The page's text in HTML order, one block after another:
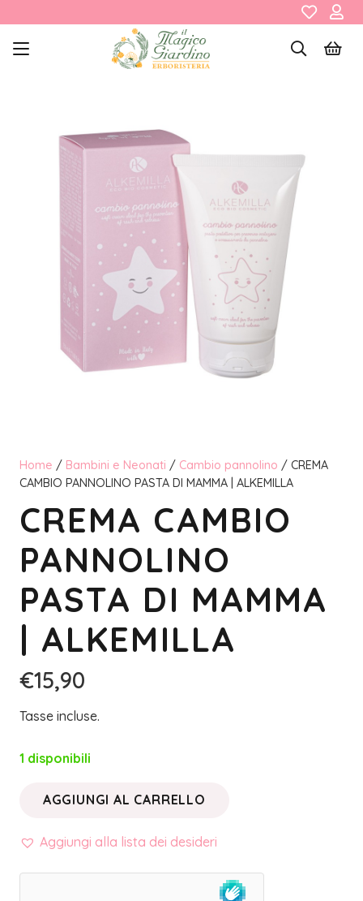
Home / Bambini e Neonati / Cambio pannolino / CREMA
CAMBIO PANNOLINO PASTA DI MAMMA | ALKEMILLA
CREMA CAMBIO
PANNOLINO
PASTA DI MAMMA
| ALKEMILLA
€15,90
Tasse incluse.
1 disponibili
CAMBIO
PASTA
AGGIUNGI AL CARRELLO
Aggiungi alla lista dei desideri